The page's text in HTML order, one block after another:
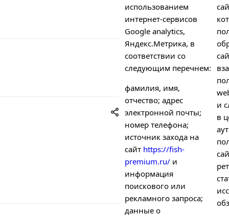
использованием
интернет-сервисов
Google analytics,
Яндекс.Метрика, в
соответствии со
следующим перечнем:
фамилия, имя,
отчество; адрес
электронной почты;
номер телефона;
источник захода на
сайт https://fish-
premium.ru/ и
информация
поискового или
рекламного запроса;
данные о
и
в